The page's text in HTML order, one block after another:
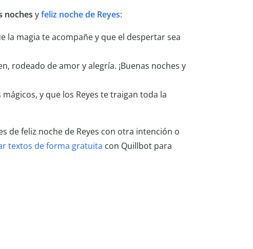
noches yfeliz noche de Reyes:
la magia te acompañe y que el despertar sea
rodeado de amor y alegría. ¡Buenas noches y
y que los Reyes te traigan toda la
de feliz noche de Reyes con otra intención o
textos de forma gratuita con Quillbot para